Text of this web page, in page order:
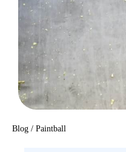
Blog / Paintball